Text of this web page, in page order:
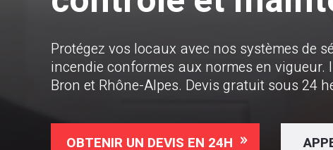
Protégez vos locaux avec nos systèmes de
incendie conformes aux normes en vigueur.
Bron et Rhône-Alpes. Devis gratuit sous 24
OBTENIR UN DEVIS EN 24H